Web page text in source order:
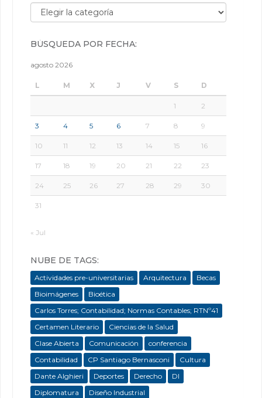
Búsqueda por categorías:
BÚSQUEDA POR FECHA:
agosto 2026
L M X J V S D
1 2
3 4 5 6 7 8 9
10 11 12 13 14 15 16
17 18 19 20 21 22 23
24 25 26 27 28 29 30
31
« Jul
NUBE DE TAGS:
Actividades pre-universitarias Arquitectura
Becas
Bioimágenes
Bioética
Carlos Torres; Contabilidad; Normas Contables; RTNº41
Certamen Literario
Ciencias de la Salud
Clase Abierta
Comunicación
conferencia
Contabilidad
CP Santiago Bernasconi
Cultura
Dante Alghieri
Deportes Derecho
DI
Diplomatura
Diseño Industrial